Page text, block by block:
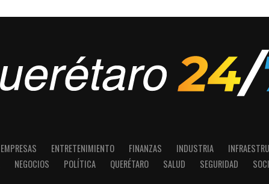
EMPRESAS ENTRETENIMIENTO FINANZAS INDUSTRIA
NEGOCIOS POLÍTICA QUERÉTARO SALUD SEGURIDAD